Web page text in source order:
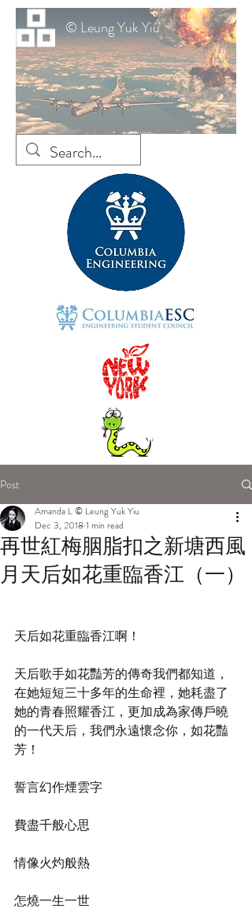
© Leung Yuk Yiu
Post
再世紅梅胭脂扣之新塘西風
月天后如花重臨香江（一）
Amanda L © Leung Yuk Yiu
Dec 3, 2018 1 min read
天后如花重臨香江啊！
天后歌手如花豔芳的傳奇我們都知道，
在她短短三十多年的生命裡，她耗盡了
她的青春照耀香江，更加成為家傳戶曉
的一代天后，我們永遠懷念你，如花豔
芳！
誓言幻作煙雲字
費盡千般心思
情像火灼般熱
怎燒一生一世